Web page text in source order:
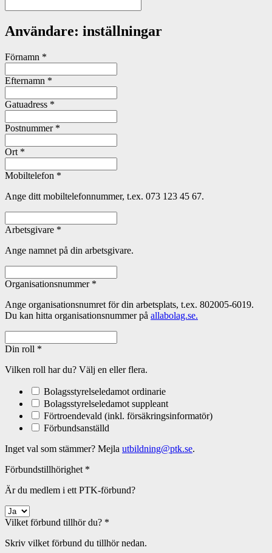
Användare: inställningar
Förnamn *
Efternamn *
Gatuadress *
Postnummer *
Ort *
Mobiltelefon *
Ange ditt mobiltelefonnummer, t.ex. 073 123 45 67.
Arbetsgivare *
Ange namnet på din arbetsgivare.
Organisationsnummer *
Ange organisationsnumret för din arbetsplats, t.ex. 802005-6019.
Du kan hitta organisationsnummer på allabolag.se.
Din roll *
Vilken roll har du? Välj en eller flera.
Bolagsstyrelseledamot ordinarie
Bolagsstyrelseledamot suppleant
Förtroendevald (inkl. försäkringsinformatör)
Förbundsanställd
Inget val som stämmer? Mejla utbildning@ptk.se.
Förbundstillhörighet *
Är du medlem i ett PTK-förbund?
Vilket förbund tillhör du? *
Skriv vilket förbund du tillhör nedan.